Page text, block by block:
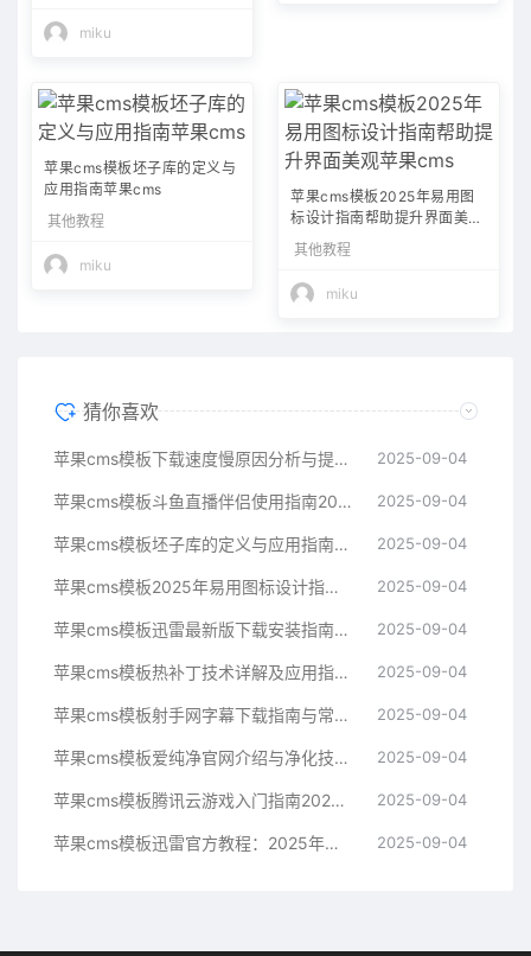
miku
苹果cms模板坯子库的定义与
应用指南苹果cms
其他教程
miku
苹果cms模板2025年易用图
标设计指南帮助提升界面美观
苹果cms
其他教程
miku
猜你喜欢
苹果cms模板下载速度慢原因分析与提升技巧指南苹果cms 2025-09-04
苹果cms模板斗鱼直播伴侣使用指南2025年新手必看苹果cms 2025-09-04
苹果cms模板坯子库的定义与应用指南苹果cms 2025-09-04
苹果cms模板2025年易用图标设计指南帮助提升界面美观苹果cms 2025-09-04
苹果cms模板迅雷最新版下载安装指南与常见问题解决方案苹果cms 2025-09-04
苹果cms模板热补丁技术详解及应用指南苹果cms 2025-09-04
苹果cms模板射手网字幕下载指南与常见问题解决方案苹果cms 2025-09-04
苹果cms模板爱纯净官网介绍与净化技术科普指南苹果cms 2025-09-04
苹果cms模板腾讯云游戏入门指南2025年最新技术解析苹果cms 2025-09-04
苹果cms模板迅雷官方教程：2025年最新下载与使用指南苹果cms 2025-09-04